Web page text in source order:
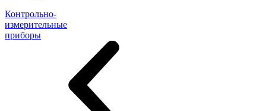
Контрольно-
измерительные
приборы